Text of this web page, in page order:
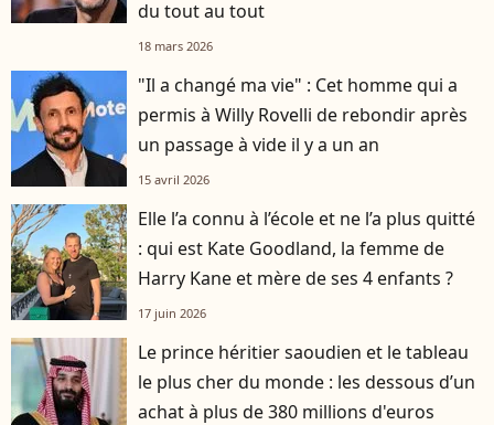
du tout au tout
18 mars 2026
"Il a changé ma vie" : Cet homme qui a
permis à Willy Rovelli de rebondir après
un passage à vide il y a un an
15 avril 2026
Elle l’a connu à l’école et ne l’a plus quitté
: qui est Kate Goodland, la femme de
Harry Kane et mère de ses 4 enfants ?
17 juin 2026
Le prince héritier saoudien et le tableau
le plus cher du monde : les dessous d’un
achat à plus de 380 millions d'euros